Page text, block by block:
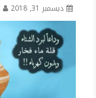
ديسمبر 31, 2018